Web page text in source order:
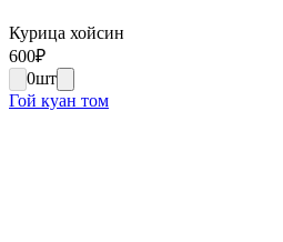
Курица хойсин
600₽
0шт
Гой куан том